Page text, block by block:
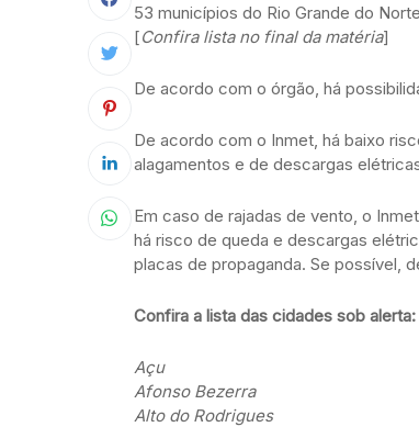
53 municípios do Rio Grande do
[Confira lista no final da matéria]
De acordo com o órgão, há
De acordo com o Inmet, há baixo
alagamentos e de descargas
Em caso de rajadas de vento, o
há risco de queda e descargas
placas de propaganda. Se possível,
Confira a lista das cidades sob alerta:
Açu
Afonso Bezerra
Alto do Rodrigues